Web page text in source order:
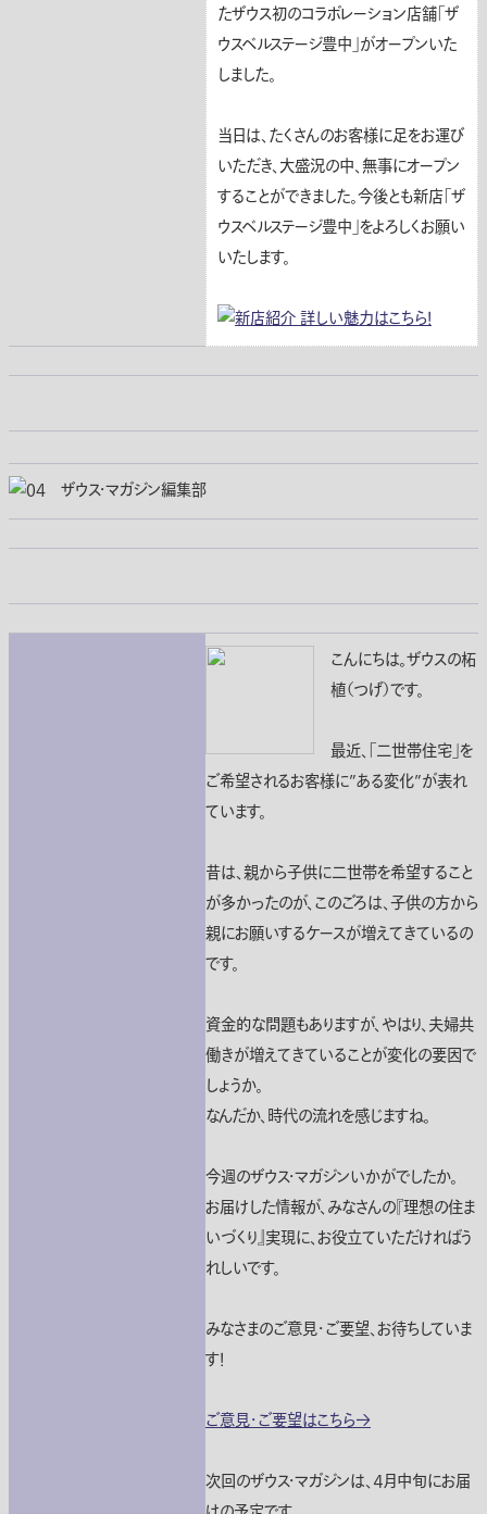
たザウス初のコラボレーション店舗「ザ
ウスベルステージ豊中」がオープンいた
しました。
当日は、たくさんのお客様に足をお運び
いただき、大盛況の中、無事にオープン
することができました。今後とも新店「ザ
ウスベルステージ豊中」をよろしくお願い
いたします。
こんにちは。ザウスの柘
植（つげ）です。
最近、「二世帯住宅」を
ご希望されるお客様に”ある変化”が表れ
ています。
昔は、親から子供に二世帯を希望すること
が多かったのが、このごろは、子供の方から
親にお願いするケースが増えてきているの
です。
資金的な問題もありますが、やはり、夫婦共
働きが増えてきていることが変化の要因で
しょうか。
なんだか、時代の流れを感じますね。
今週のザウス・マガジンいかがでしたか。
お届けした情報が、みなさんの『理想の住ま
いづくり』実現に、お役立ていただければう
れしいです。
みなさまのご意見・ご要望、お待ちしていま
す！
ご意見・ご要望はこちら→
次回のザウス・マガジンは、４月中旬にお届